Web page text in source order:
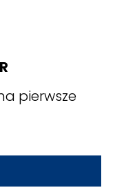
pierwsze